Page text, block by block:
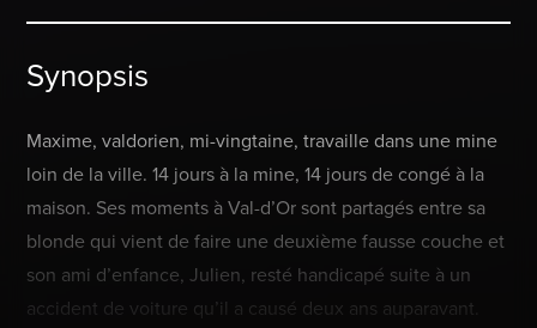
Synopsis
Maxime, valdorien, mi-vingtaine, travaille dans une mine
loin de la ville. 14 jours à la mine, 14 jours de congé à la
maison. Ses moments à Val-d’Or sont partagés entre sa
blonde qui vient de faire une deuxième fausse couche et
son ami d’enfance, Julien, resté handicapé suite à un
accident de voiture qu’il a causé deux ans auparavant.